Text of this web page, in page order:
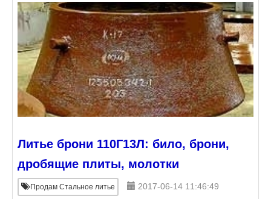
40ХН2МА, 60ХВЮТ. Слитк
Литье брони 110Г13Л: било, брони,
дробящие плиты, молотки
Продам Стальное литье
2017-06-14 11:46:49